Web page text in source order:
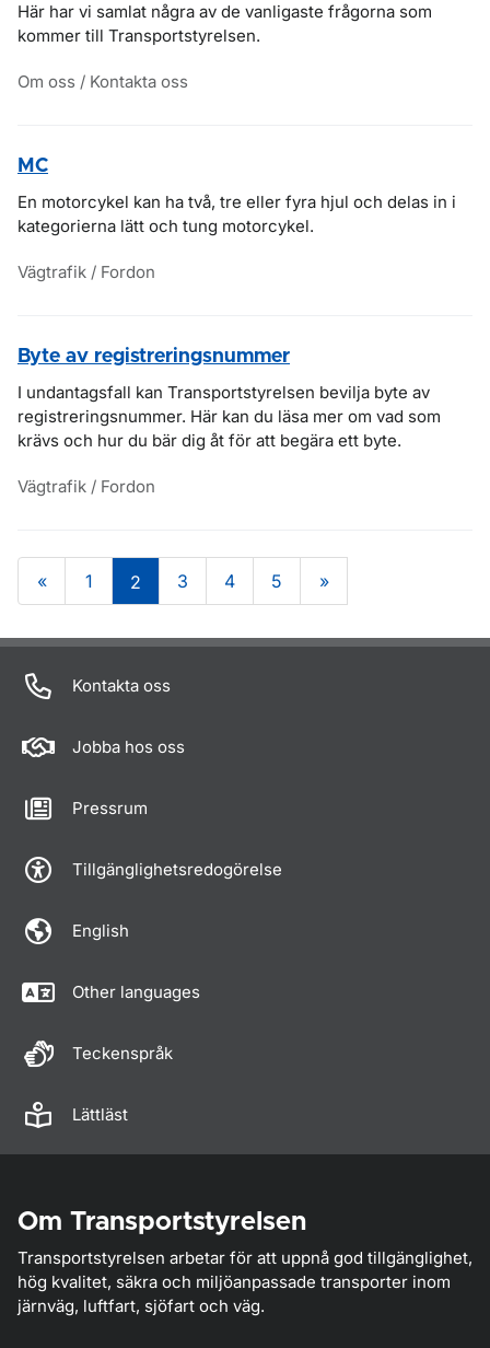
Här har vi samlat några av de vanligaste frågorna som
kommer till Transportstyrelsen.
Om oss / Kontakta oss
MC
En motorcykel kan ha två, tre eller fyra hjul och delas in i
kategorierna lätt och tung motorcykel.
Vägtrafik / Fordon
Byte av registreringsnummer
I undantagsfall kan Transportstyrelsen bevilja byte av
registreringsnummer. Här kan du läsa mer om vad som
krävs och hur du bär dig åt för att begära ett byte.
Vägtrafik / Fordon
« 1 2 3 4 5 »
Om sidan
Kontakta oss
Jobba hos oss
Pressrum
Tillgänglighetsredogörelse
English
Other languages
Teckenspråk
Lättläst
Om Transportstyrelsen
Transportstyrelsen arbetar för att uppnå god tillgänglighet,
hög kvalitet, säkra och miljöanpassade transporter inom
järnväg, luftfart, sjöfart och väg.